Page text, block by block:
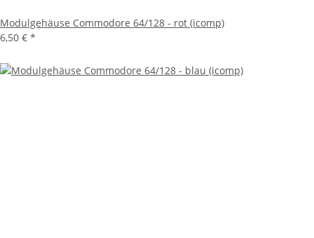
Modulgehäuse Commodore 64/128 - rot (icomp)
6,50 € *